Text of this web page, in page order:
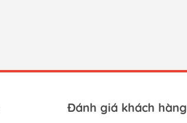
Đánh giá khách hàng